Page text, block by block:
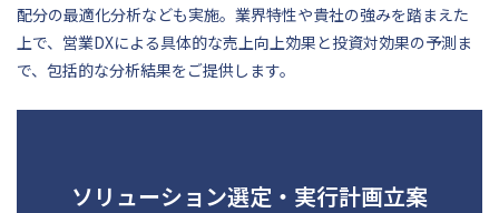
配分の最適化分析なども実施。業界特性や貴社の強みを踏まえた
上で、営業DXによる具体的な売上向上効果と投資対効果の予測ま
で、包括的な分析結果をご提供します。
ソリューション選定・実行計画立案